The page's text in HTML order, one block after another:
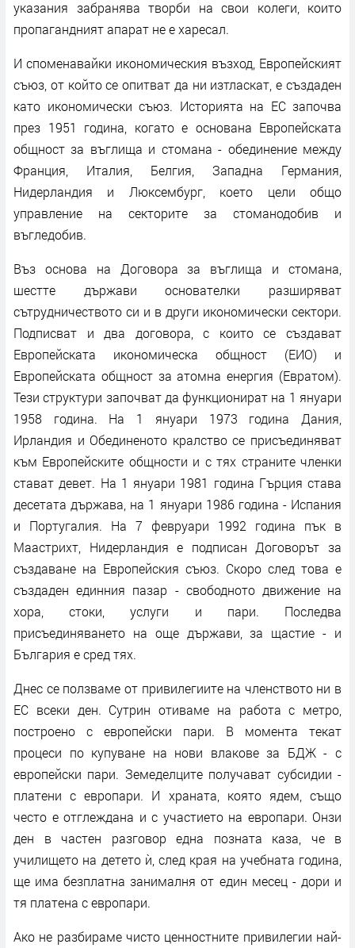
указания забранява творби на свои колеги, които
пропагандният апарат не е харесал.
И споменавайки икономическия възход, Европейският
съюз, от който се опитват да ни изтласкат, е създаден
като икономически съюз. Историята на ЕС започва
през 1951 година, когато е основана Европейската
общност за въглища и стомана - обединение между
Франция, Италия, Белгия, Западна Германия,
Нидерландия и Люксембург, което цели общо
управление на секторите за стоманодобив и
въгледобив.
Въз основа на Договора за въглища и стомана,
шестте държави основателки разширяват
сътрудничеството си и в други икономически сектори.
Подписват и два договора, с които се създават
Европейската икономическа общност (ЕИО) и
Европейската общност за атомна енергия (Евратом).
Тези структури започват да функционират на 1 януари
1958 година. На 1 януари 1973 година Дания,
Ирландия и Обединеното кралство се присъединяват
към Европейските общности и с тях страните членки
стават девет. На 1 януари 1981 година Гърция става
десетата държава, на 1 януари 1986 година - Испания
и Португалия. На 7 февруари 1992 година пък в
Маастрихт, Нидерландия е подписан Договорът за
създаване на Европейския съюз. Скоро след това е
създаден единния пазар - свободното движение на
хора, стоки, услуги и пари. Последва
присъединяването на още държави, за щастие - и
България е сред тях.
Днес се ползваме от привилегиите на членството ни в
ЕС всеки ден. Сутрин отиваме на работа с метро,
построено с европейски пари. В момента текат
процеси по купуване на нови влакове за БДЖ - с
европейски пари. Земеделците получават субсидии -
платени с европари. И храната, която ядем, също
често е отглеждана и с участието на европари. Онзи
ден в частен разговор една позната каза, че в
училището на детето ѝ, след края на учебната година,
ще има безплатна занималня от един месец - дори и
тя платена с европари.
Ако не разбираме чисто ценностните привилегии най-